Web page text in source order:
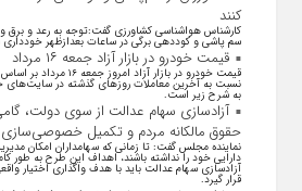
کنند
کارشناس هواشناسی کشاورزی گفت:توجه به رعد و برق و
سم پاشی و کوددهی برگی در ساعات بعدازظهر
قیمت خودرو در بازار آزاد جمعه ۱۶ مرداد
قیمت خودرو در بازار آزاد
نسبت به آخرین معاملات روز‌های گذشته در سایت‌های
به شرح زیر است.
آزادسازی سهام عدالت از سوی دولت،
حقوق مالکانه مردم و تکمیل خصوصی‌سازی
نماینده مجلس گفت: تا زمانی که سهامداران امکان
دارایی خود را نداشته باشند، اهداف این طرح به طور
آزادسازی سهام عدالت باید با هدف واگذاری اختیار
قرار گیرد.